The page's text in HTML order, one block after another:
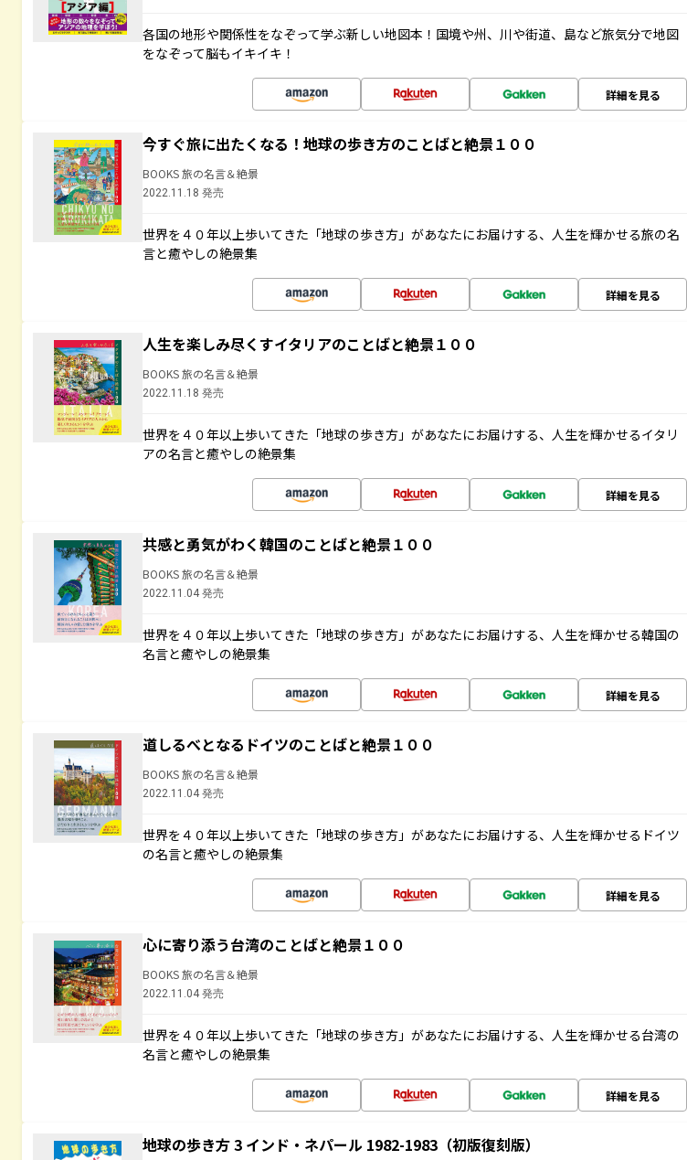
各国の地形や関係性をなぞって学ぶ新しい地図本！国境や州、川や街道、島など旅気分で地図
をなぞって脳もイキイキ！
詳細を見る
今すぐ旅に出たくなる！地球の歩き方のことばと絶景１００
BOOKS 旅の名言＆絶景
2022.11.18 発売
世界を４０年以上歩いてきた「地球の歩き方」があなたにお届けする、人生を輝かせる旅の名
言と癒やしの絶景集
詳細を見る
人生を楽しみ尽くすイタリアのことばと絶景１００
BOOKS 旅の名言＆絶景
2022.11.18 発売
世界を４０年以上歩いてきた「地球の歩き方」があなたにお届けする、人生を輝かせるイタリ
アの名言と癒やしの絶景集
詳細を見る
共感と勇気がわく韓国のことばと絶景１００
BOOKS 旅の名言＆絶景
2022.11.04 発売
世界を４０年以上歩いてきた「地球の歩き方」があなたにお届けする、人生を輝かせる韓国の
名言と癒やしの絶景集
詳細を見る
道しるべとなるドイツのことばと絶景１００
BOOKS 旅の名言＆絶景
2022.11.04 発売
世界を４０年以上歩いてきた「地球の歩き方」があなたにお届けする、人生を輝かせるドイツ
の名言と癒やしの絶景集
詳細を見る
心に寄り添う台湾のことばと絶景１００
BOOKS 旅の名言＆絶景
2022.11.04 発売
世界を４０年以上歩いてきた「地球の歩き方」があなたにお届けする、人生を輝かせる台湾の
名言と癒やしの絶景集
詳細を見る
地球の歩き方 3 インド・ネパール 1982-1983（初版復刻版）